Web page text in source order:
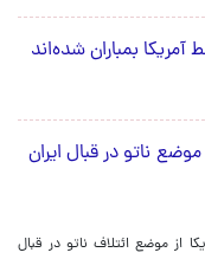
بمباران شده‌اند
ناتو در قبال ایران
از موضع ائتلاف ناتو در قبال